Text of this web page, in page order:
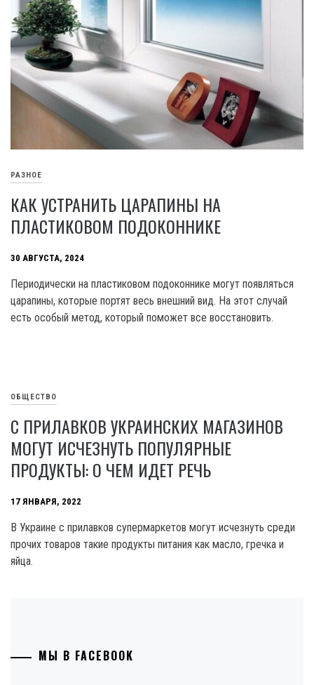
РАЗНОЕ
КАК УСТРАНИТЬ ЦАРАПИНЫ НА
ПЛАСТИКОВОМ ПОДОКОННИКЕ
30 АВГУСТА, 2024
Периодически на пластиковом подоконнике могут появляться
царапины, которые портят весь внешний вид. На этот случай
есть особый метод, который поможет все восстановить.
ОБЩЕСТВО
С ПРИЛАВКОВ УКРАИНСКИХ МАГАЗИНОВ
МОГУТ ИСЧЕЗНУТЬ ПОПУЛЯРНЫЕ
ПРОДУКТЫ: О ЧЕМ ИДЕТ РЕЧЬ
17 ЯНВАРЯ, 2022
В Украине с прилавков супермаркетов могут исчезнуть среди
прочих товаров такие продукты питания как масло, гречка и
яйца.
МЫ В FACEBOOK